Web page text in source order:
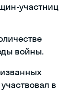
участниц
войны.
в